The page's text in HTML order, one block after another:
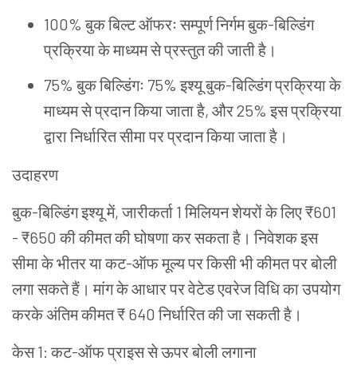
100%बुकबिल्टऑफरः सम्पूर्णनिर्गमबुक-बिल्डिंग
प्रक्रियाकेमाध्यमसेप्रस्तुतकीजातीहै।
75%बुकबिल्डिंगः 75%इश्यूबुक-बिल्डिंगप्रक्रियाके
माध्यमसेप्रदानकियाजाताहै, और25%इसप्रक्रिया
द्वारानिर्धारितसीमापरप्रदानकियाजाताहै।
उदाहरण
बुक-बिल्डिंगइश्यूमें,जारीकर्ता 1मिलियनशेयरोंकेलिए₹601
- ₹650कीकीमतकीघोषणाकरसकताहै। निवेशकइस
सीमाकेभीतरयाकट-ऑफमूल्यपरकिसीभीकीमतपरबोली
लगासकतेहैं। मांगकेआधारपरवेटेडएवरेजविधिकाउपयोग
करकेअंतिमकीमत₹ 640निर्धारितकीजासकतीहै।
केस1:कट-ऑफप्राइससेऊपरबोलीलगाना